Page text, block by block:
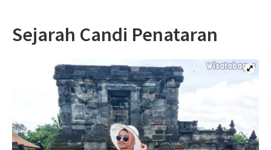
Sejarah Candi Penataran